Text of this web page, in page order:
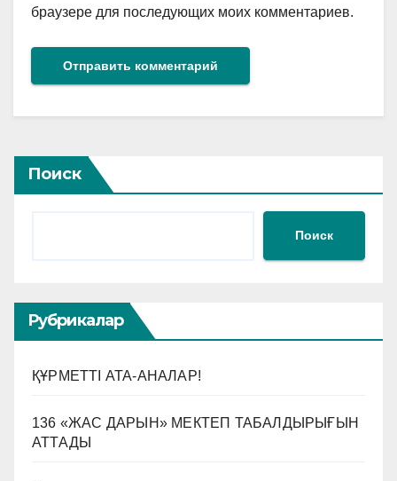
браузере для последующих моих комментариев.
Поиск
Поиск
Рубрикалар
ҚҰРМЕТТІ АТА-АНАЛАР!
136 «ЖАС ДАРЫН» МЕКТЕП ТАБАЛДЫРЫҒЫН
АТТАДЫ